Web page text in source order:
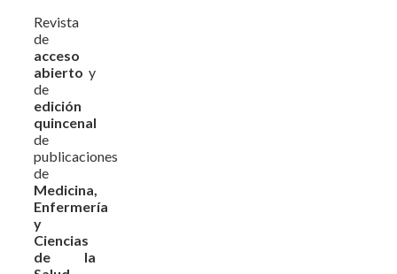
Revista
de
acceso
abierto y
de
edición
quincenal
de
publicaciones
de
Medicina,
Enfermería
y
Ciencias
de la